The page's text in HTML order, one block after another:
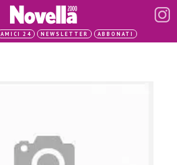
AMICI 24 NEWSLETTER ABBONATI